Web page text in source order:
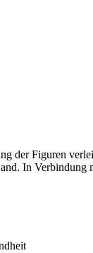
der Figuren
In Verbindung